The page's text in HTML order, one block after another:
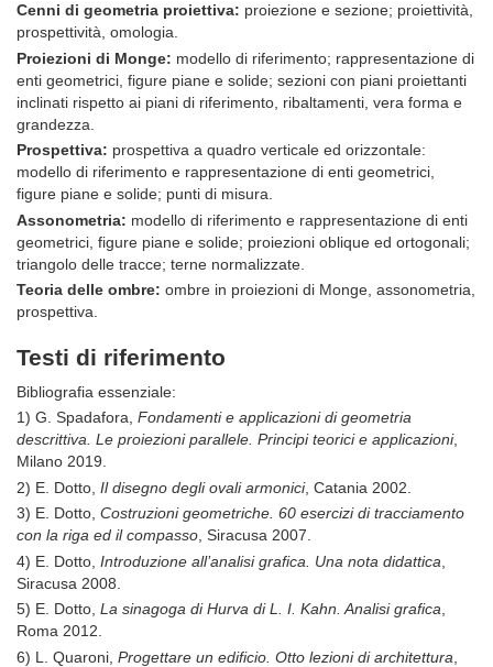
Cenni di geometria proiettiva: proiezione e sezione; proiettività,
prospettività, omologia.
Proiezioni di Monge: modello di riferimento; rappresentazione di
enti geometrici, figure piane e solide; sezioni con piani proiettanti
inclinati rispetto ai piani di riferimento, ribaltamenti, vera forma e
grandezza.
Prospettiva: prospettiva a quadro verticale ed orizzontale:
modello di riferimento e rappresentazione di enti geometrici,
figure piane e solide; punti di misura.
Assonometria: modello di riferimento e rappresentazione di enti
geometrici, figure piane e solide; proiezioni oblique ed ortogonali;
triangolo delle tracce; terne normalizzate.
Teoria delle ombre: ombre in proiezioni di Monge, assonometria,
prospettiva.
Testi di riferimento
Bibliografia essenziale:
1) G. Spadafora, Fondamenti e applicazioni di geometria
descrittiva. Le proiezioni parallele. Principi teorici e applicazioni,
Milano 2019.
2) E. Dotto, Il disegno degli ovali armonici, Catania 2002.
3) E. Dotto, Costruzioni geometriche. 60 esercizi di tracciamento
con la riga ed il compasso , Siracusa 2007.
4) E. Dotto, Introduzione all’analisi grafica. Una nota didattica
Siracusa 2008.
5) E. Dotto, La sinagoga di Hurva di L. I. Kahn. Analisi grafica
Roma 2012.
6) L. Quaroni, Progettare un edificio. Otto lezioni di architettura